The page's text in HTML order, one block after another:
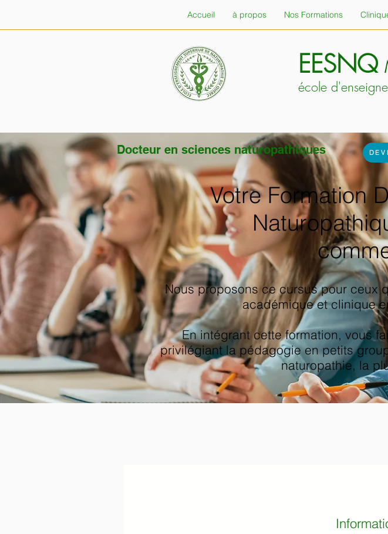
Accueil à propos Nos Formations
école
EESNQ
Docteur en sciences naturopathiques
Nous proposons ce cursus pour ceux
académique et clinique
En intégrant cette formation, vous
privilégiant la pédagogie en petits
naturopathie, la
Votre Formation